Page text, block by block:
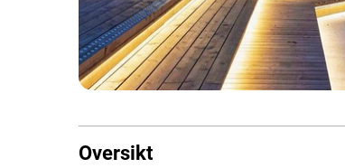
Oversikt